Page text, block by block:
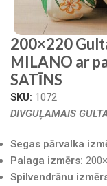
200×220
MILANO ar
SATĪNS
SKU: 1072
DIVGUĻAMAIS
Segas pārvalka
Palaga izmērs:
Spilvendrānu